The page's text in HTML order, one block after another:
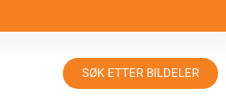
SØK ETTER BILDELER